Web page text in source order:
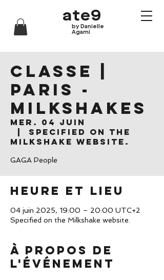
ate9
by Danielle
Agami
CLASSE |
Paris -
Milkshakes
mer. 04 juin
Specified on the
Milkshake website.
GAGA People
Heure et lieu
04 juin 2025, 19:00 – 20:00 UTC+2
Specified on the Milkshake website.
À propos de
l'événement